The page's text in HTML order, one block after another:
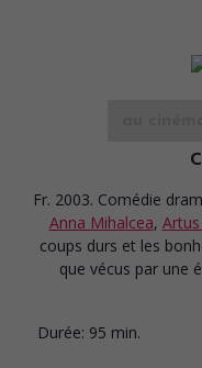
Fr. 2003. Comédie
Anna Mihalcea,
coups durs et les
que vécus par une
Durée: 95 min.